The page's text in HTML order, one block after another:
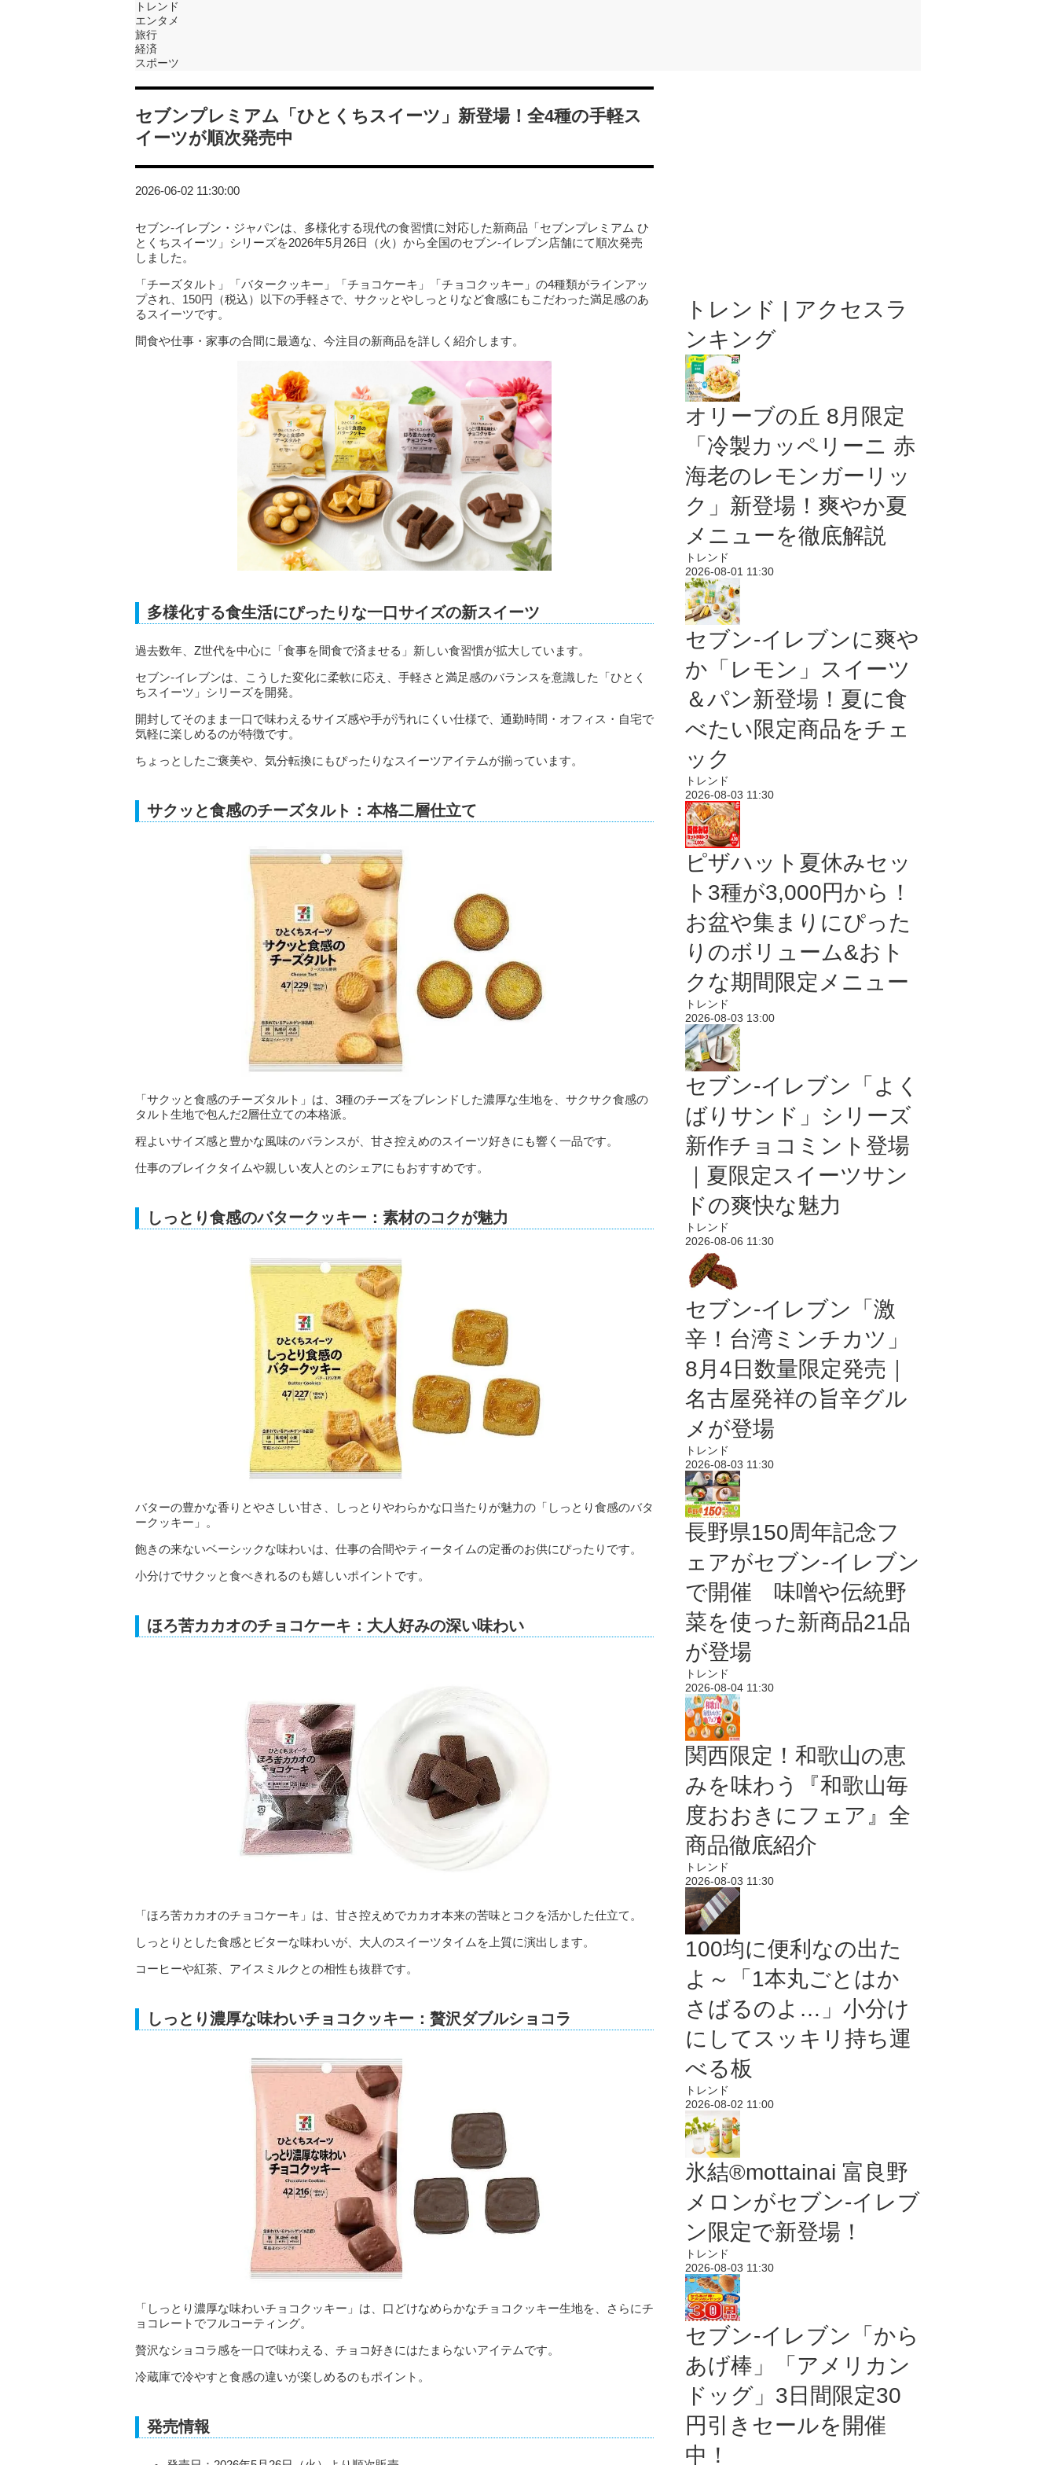
トレンド
エンタメ
旅行
経済
スポーツ
セブンプレミアム「ひとくちスイーツ」新登場！全4種の手軽ス
イーツが順次発売中
2026-06-02 11:30:00
セブン‐イレブン・ジャパンは、多様化する現代の食習慣に対応した新商品「セブンプレミアム ひ
とくちスイーツ」シリーズを2026年5月26日（火）から全国のセブン‐イレブン店舗にて順次発売
しました。
「チーズタルト」「バタークッキー」「チョコケーキ」「チョコクッキー」の4種類がラインアッ
プされ、150円（税込）以下の手軽さで、サクッとやしっとりなど食感にもこだわった満足感のあ
るスイーツです。
間食や仕事・家事の合間に最適な、今注目の新商品を詳しく紹介します。
多様化する食生活にぴったりな一口サイズの新スイーツ
過去数年、Z世代を中心に「食事を間食で済ませる」新しい食習慣が拡大しています。
セブン‐イレブンは、こうした変化に柔軟に応え、手軽さと満足感のバランスを意識した「ひとく
ちスイーツ」シリーズを開発。
開封してそのまま一口で味わえるサイズ感や手が汚れにくい仕様で、通勤時間・オフィス・自宅で
気軽に楽しめるのが特徴です。
ちょっとしたご褒美や、気分転換にもぴったりなスイーツアイテムが揃っています。
サクッと食感のチーズタルト：本格二層仕立て
「サクッと食感のチーズタルト」は、3種のチーズをブレンドした濃厚な生地を、サクサク食感の
タルト生地で包んだ2層仕立ての本格派。
程よいサイズ感と豊かな風味のバランスが、甘さ控えめのスイーツ好きにも響く一品です。
仕事のブレイクタイムや親しい友人とのシェアにもおすすめです。
しっとり食感のバタークッキー：素材のコクが魅力
バターの豊かな香りとやさしい甘さ、しっとりやわらかな口当たりが魅力の「しっとり食感のバタ
ークッキー」。
飽きの来ないベーシックな味わいは、仕事の合間やティータイムの定番のお供にぴったりです。
小分けでサクッと食べきれるのも嬉しいポイントです。
ほろ苦カカオのチョコケーキ：大人好みの深い味わい
「ほろ苦カカオのチョコケーキ」は、甘さ控えめでカカオ本来の苦味とコクを活かした仕立て。
しっとりとした食感とビターな味わいが、大人のスイーツタイムを上質に演出します。
コーヒーや紅茶、アイスミルクとの相性も抜群です。
しっとり濃厚な味わいチョコクッキー：贅沢ダブルショコラ
「しっとり濃厚な味わいチョコクッキー」は、口どけなめらかなチョコクッキー生地を、さらにチ
ョコレートでフルコーティング。
贅沢なショコラ感を一口で味わえる、チョコ好きにはたまらないアイテムです。
冷蔵庫で冷やすと食感の違いが楽しめるのもポイント。
発売情報
トレンド | アクセスラ
ンキング
オリーブの丘 8月限定
「冷製カッペリーニ 赤
海老のレモンガーリッ
ク」新登場！爽やか夏
メニューを徹底解説
トレンド
2026-08-01 11:30
セブン‐イレブンに爽や
か「レモン」スイーツ
＆パン新登場！夏に食
べたい限定商品をチェ
ック
トレンド
2026-08-03 11:30
ピザハット夏休みセッ
ト3種が3,000円から！
お盆や集まりにぴった
りのボリューム&おト
クな期間限定メニュー
トレンド
2026-08-03 13:00
セブン‐イレブン「よく
ばりサンド」シリーズ
新作チョコミント登場
｜夏限定スイーツサン
ドの爽快な魅力
トレンド
2026-08-06 11:30
セブン-イレブン「激
辛！台湾ミンチカツ」
8月4日数量限定発売｜
名古屋発祥の旨辛グル
メが登場
トレンド
2026-08-03 11:30
長野県150周年記念フ
ェアがセブン-イレブン
で開催 味噌や伝統野
菜を使った新商品21品
が登場
トレンド
2026-08-04 11:30
関西限定！和歌山の恵
みを味わう『和歌山毎
度おおきにフェア』全
商品徹底紹介
トレンド
2026-08-03 11:30
100均に便利なの出た
よ～「1本丸ごとはか
さばるのよ…」小分け
にしてスッキリ持ち運
べる板
トレンド
2026-08-02 11:00
氷結®mottainai 富良野
メロンがセブン‐イレブ
ン限定で新登場！
トレンド
2026-08-03 11:30
セブン‐イレブン「から
あげ棒」「アメリカン
ドッグ」3日間限定30
円引きセールを開催
中！